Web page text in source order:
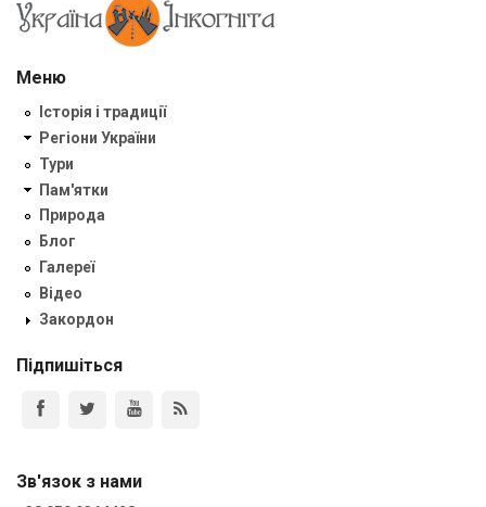
Меню
Історія і традиції
Регіони України
Тури
Пам'ятки
Природа
Блог
Галереї
Відео
Закордон
Підпишіться
Зв'язок з нами